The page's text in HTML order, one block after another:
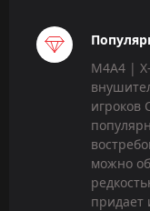
M4A4 |
игроков
можно
придает